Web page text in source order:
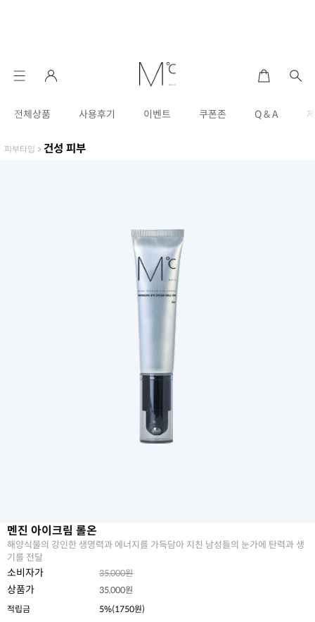
전체상품 사용후기 이벤트 쿠폰존 Q & A
피부타입 > 건성 피부
멘진 아이크림 롤온
해양식물의 강인한 생명력과 에너지를 가득담아 지친 남성들의 눈가에 탄력과 생
기를 전달
소비자가 35,000원
상품가 35,000원
적립금
5%(1750원)